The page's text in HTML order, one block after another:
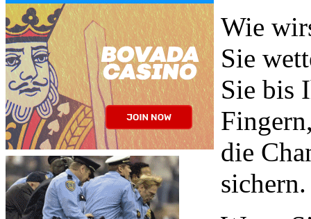
Wie
Sie
Sie bis
die
sichern.